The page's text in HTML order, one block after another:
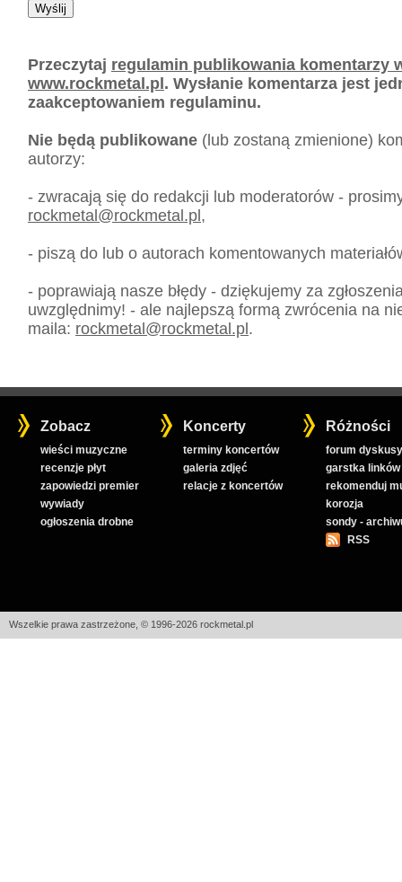
Przeczytaj regulamin publikowania komentarzy
www.rockmetal.pl. Wysłanie komentarza jest
zaakceptowaniem regulaminu.
Nie będą publikowane (lub zostaną zmienione)
autorzy:
- zwracają się do redakcji lub moderatorów -
rockmetal@rockmetal.pl,
- piszą do lub o autorach komentowanych
- poprawiają nasze błędy - dziękujemy za
uwzględnimy! - ale najlepszą formą zwrócenia na
maila: rockmetal@rockmetal.pl.
Zobacz
wieści muzyczne
recenzje płyt
zapowiedzi premier
wywiady
ogłoszenia drobne
Koncerty
terminy koncertów
galeria zdjęć
relacje z koncertów
Różności
forum
garstka linków
rekomenduj
korozja
sondy -
RSS
Wszelkie prawa zastrzeżone, © 1996-2026 rockmetal.pl